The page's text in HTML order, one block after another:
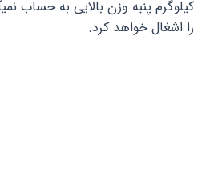
کیلوگرم پنبه وزن بالایی به حساب
را اشغال خواهد کرد.